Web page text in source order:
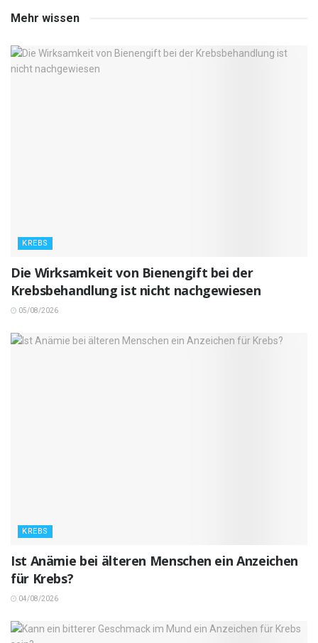
Mehr wissen
KREBS
Die Wirksamkeit von Bienengift bei der
Krebsbehandlung ist nicht nachgewiesen
05/08/2026
KREBS
Ist Anämie bei älteren Menschen ein Anzeichen
für Krebs?
04/08/2026